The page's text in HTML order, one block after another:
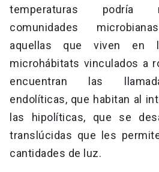
temperaturas podría
comunidades
aquellas que viven
microhábitats vinculados a
encuentran las
endolíticas, que habitan al
las hipolíticas, que se
translúcidas que les
cantidades de luz.